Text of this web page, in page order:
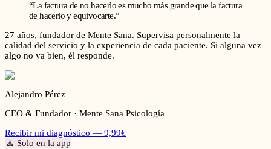
“La factura de no hacerlo es mucho más grande que la factura
de hacerlo y equivocarte.”
27 años, fundador de Mente Sana. Supervisa personalmente la
calidad del servicio y la experiencia de cada paciente. Si alguna vez
algo no va bien, él responde.
Alejandro Pérez
CEO & Fundador · Mente Sana Psicología
Recibir mi diagnóstico — 9,99€
🧘 Solo en la app